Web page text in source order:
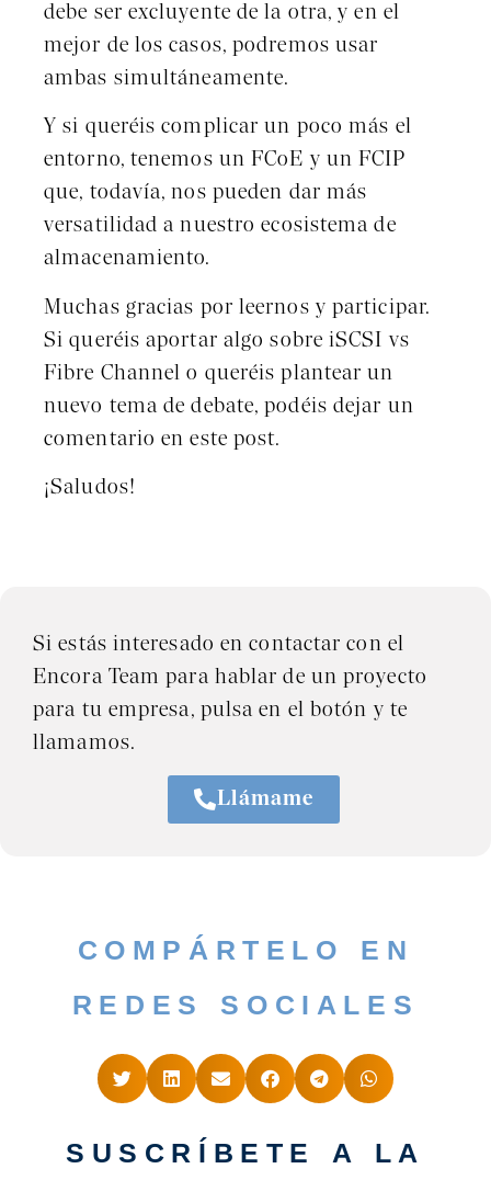
debe ser excluyente de la otra, y en el
mejor de los casos, podremos usar
ambas simultáneamente.
Y si queréis complicar un poco más el
entorno, tenemos un FCoE y un FCIP
que, todavía, nos pueden dar más
versatilidad a nuestro ecosistema de
almacenamiento.
Muchas gracias por leernos y participar.
Si queréis aportar algo sobre iSCSI vs
Fibre Channel o queréis plantear un
nuevo tema de debate, podéis dejar un
comentario en este post.
¡Saludos!
Si estás interesado en contactar con el
Encora Team para hablar de un proyecto
para tu empresa, pulsa en el botón y te
llamamos.
Llámame
COMPÁRTELO EN
REDES SOCIALES
SUSCRÍBETE A LA